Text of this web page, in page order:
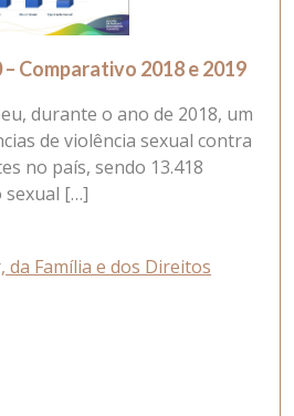
Comparativo 2018 e 2019
durante o ano de 2018, um
de violência sexual contra
no país, sendo 13.418
sexual […]
Família e dos Direitos